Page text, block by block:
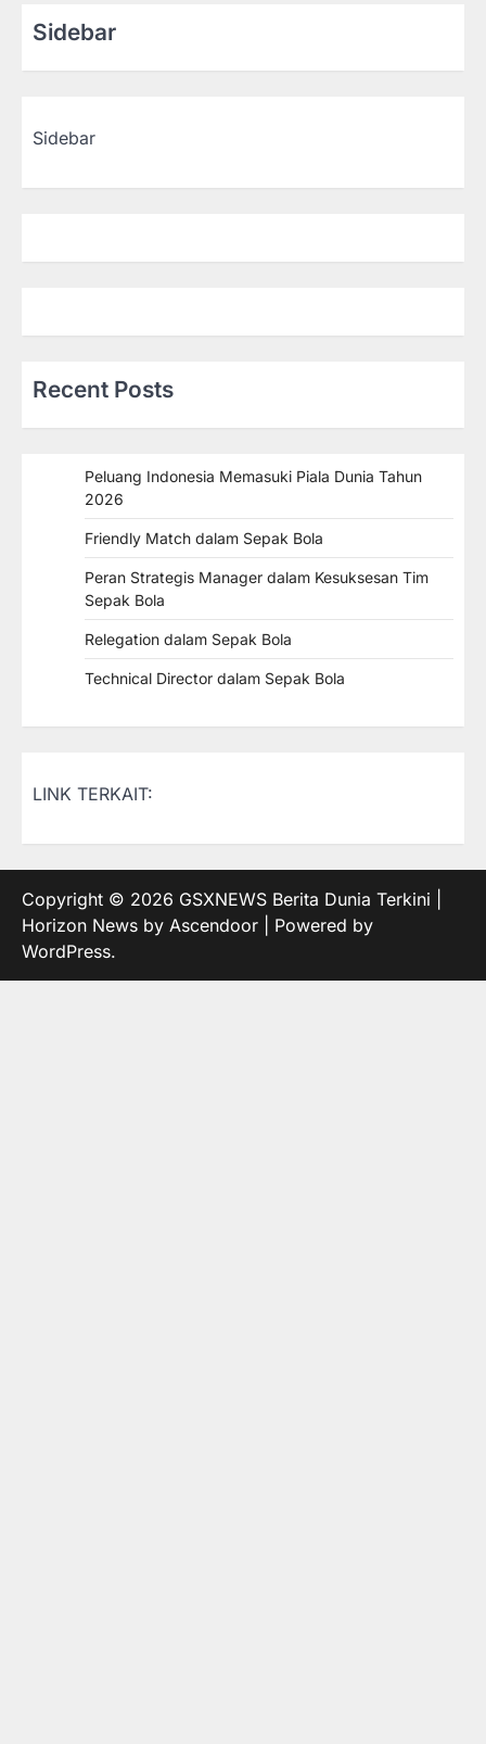
Sidebar
Sidebar
Recent Posts
Peluang Indonesia Memasuki Piala Dunia Tahun
2026
Friendly Match dalam Sepak Bola
Peran Strategis Manager dalam Kesuksesan Tim
Sepak Bola
Relegation dalam Sepak Bola
Technical Director dalam Sepak Bola
LINK TERKAIT:
Copyright © 2026 GSXNEWS Berita Dunia Terkini
Horizon News by Ascendoor | Powered by
WordPress.